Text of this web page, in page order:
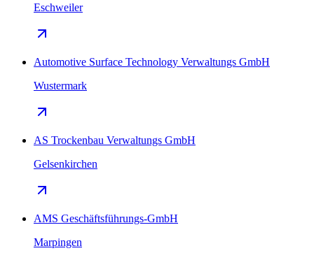
Eschweiler
Automotive Surface Technology Verwaltungs GmbH
Wustermark
AS Trockenbau Verwaltungs GmbH
Gelsenkirchen
AMS Geschäftsführungs-GmbH
Marpingen